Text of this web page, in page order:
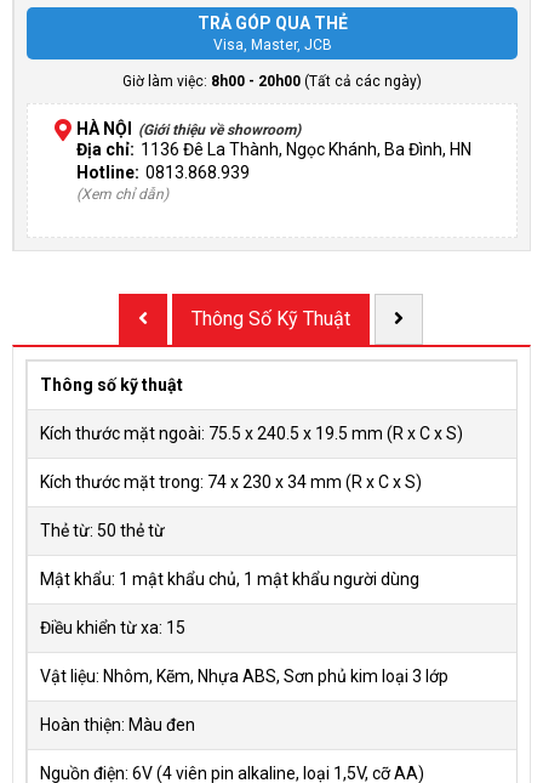
TRẢ GÓP QUA THẺ
Visa, Master, JCB
Giờ làm việc: 8h00 - 20h00 (Tất cả các ngày)
HÀ NỘI (Giới thiệu về showroom)
Địa chỉ: 1136 Đê La Thành, Ngọc Khánh, Ba Đình, HN
Hotline: 0813.868.939
(Xem chỉ dẫn)
Thông Số Kỹ Thuật
Thông số kỹ thuật
Kích thước mặt ngoài: 75.5 x 240.5 x 19.5 mm (R x C x S)
Kích thước mặt trong: 74 x 230 x 34 mm (R x C x S)
Thẻ từ: 50 thẻ từ
Mật khẩu: 1 mật khẩu chủ, 1 mật khẩu người dùng
Điều khiển từ xa: 15
Vật liệu: Nhôm, Kẽm, Nhựa ABS, Sơn phủ kim loại 3 lớp
Hoàn thiện: Màu đen
Nguồn điện: 6V (4 viên pin alkaline, loại 1,5V, cỡ AA)